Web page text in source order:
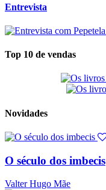
Entrevista
Top 10 de vendas
Novidades
O século dos imbecis
Valter Hugo Mãe